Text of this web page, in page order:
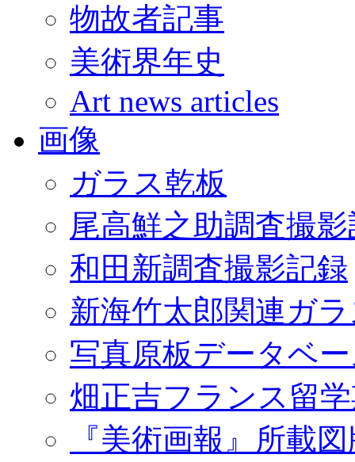
物故者記事
美術界年史
Art news articles
画像
ガラス乾板
尾高鮮之助調査撮
和田新調査撮影記録
新海竹太郎関連ガ
写真原板データベ
畑正吉フランス留
『美術画報』所載